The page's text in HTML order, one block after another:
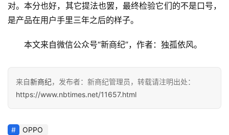
对。本分也好，其它提法也罢，最终检验它们的不是口号，
是产品在用户手里三年之后的样子。
本文来自微信公众号“新商纪”，作者：独孤依风。
来自新商纪，发布者：新商纪管理员，转载请注明出处：
https://www.nbtimes.net/11657.html
OPPO